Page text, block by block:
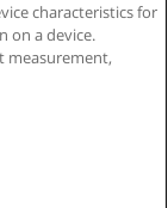
-
characteristics for
on a device.
measurement,